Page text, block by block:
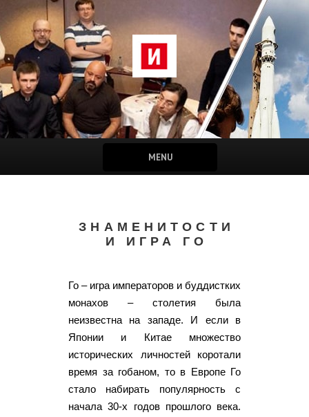
MENU
ЗНАМЕНИТОСТИ
И ИГРА ГО
Го – игра императоров и буддистких
монахов – столетия была
неизвестна на западе. И если в
Японии и Китае множество
исторических личностей коротали
время за гобаном, то в Европе Го
стало набирать популярность с
начала 30-х годов прошлого века.